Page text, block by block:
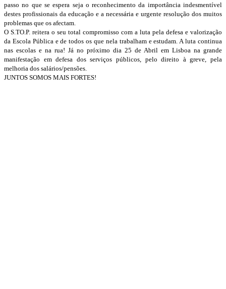
passo no que se espera seja o reconhecimento da importância indesmentível
destes profissionais da educação e a necessária e urgente resolução dos muitos
problemas que os afectam.
O S.TO.P. reitera o seu total compromisso com a luta pela defesa e valorização
da Escola Pública e de todos os que nela trabalham e estudam. A luta continua
nas escolas e na rua! Já no próximo dia 25 de Abril em Lisboa na grande
manifestação em defesa dos serviços públicos, pelo direito à greve, pela
melhoria dos salários/pensões.
JUNTOS SOMOS MAIS FORTES!